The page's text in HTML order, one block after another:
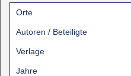
Orte
Autoren / Beteiligte
Verlage
Jahre